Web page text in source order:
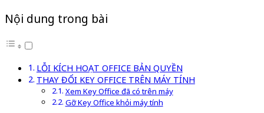
Nội dung trong bài
LỖI KÍCH HOẠT OFFICE BẢN QUYỀN
THAY ĐỔI KEY OFFICE TRÊN MÁY TÍNH
Xem Key Office đã có trên máy
Gỡ Key Office khỏi máy tính